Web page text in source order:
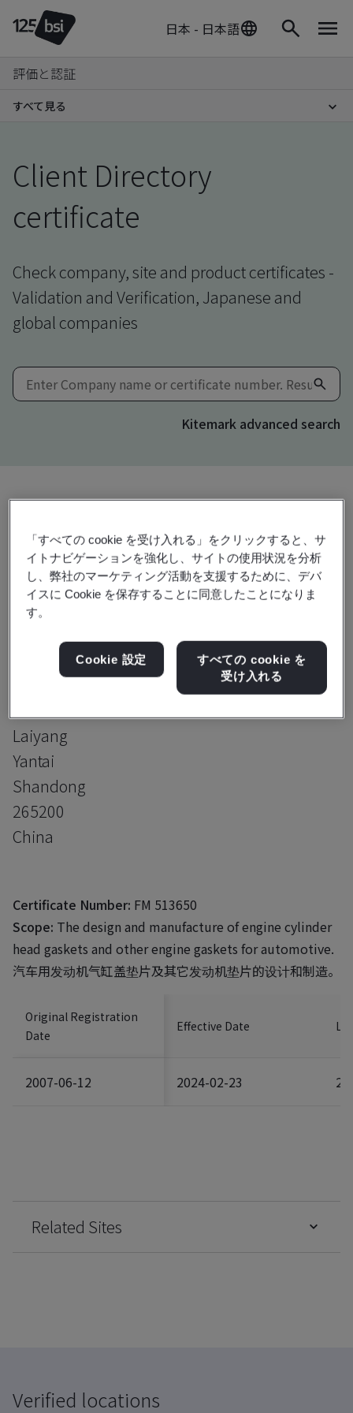
日本 - 日本語
評価と認証
すべて見る
Client Directory
certificate
Check company, site and product certificates -
Validation and Verification, Japanese and
global companies
Kitemark advanced search
ISO 9001:2015
Yantai Changxin Seal Products Co., Ltd.
No. 12-2, Area A
Laiyang
Yantai
Shandong
265200
China
Certificate Number: FM 513650
Scope: The design and manufacture of engine cylinder
head gaskets and other engine gaskets for automotive.
汽车用发动机气缸盖垫片及其它发动机垫片的设计和制造。
Original Registration
Date
Effective Date
2007-06-12 2024-02-23
Related Sites
Verified locations
「すべての cookie を受け入れる」をクリックすると、サ
イトナビゲーションを強化し、サイトの使用状況を分析
し、弊社のマーケティング活動を支援するために、デバ
イスに Cookie を保存することに同意したことになりま
す。
Cookie 設定
すべての cookie を
受け入れる